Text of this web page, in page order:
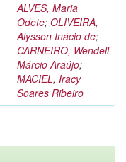
ALVES, Maria
Odete; OLIVEIRA,
Alysson Inácio de;
CARNEIRO, Wendell
Márcio Araújo;
MACIEL, Iracy
Soares Ribeiro